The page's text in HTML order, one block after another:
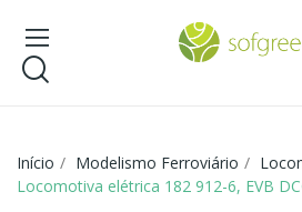
Início Modelismo Ferroviário
Locomotiva elétrica 182 912-6, EVB